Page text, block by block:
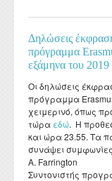
Δηλώσεις
πρόγραμμα
εξάμηνα του
Οι δηλώσεις
πρόγραμμα
χειμερινό, όπως
τώρα εδώ. Η
και ώρα 23.55. Τα
συνάψει
A. Farrington
Συντονιστής